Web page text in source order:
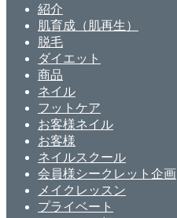
紹介
肌育成（肌再生）
脱毛
ダイエット
商品
ネイル
フットケア
お客様ネイル
お客様
ネイルスクール
会員様シークレット企画
メイクレッスン
プライベート